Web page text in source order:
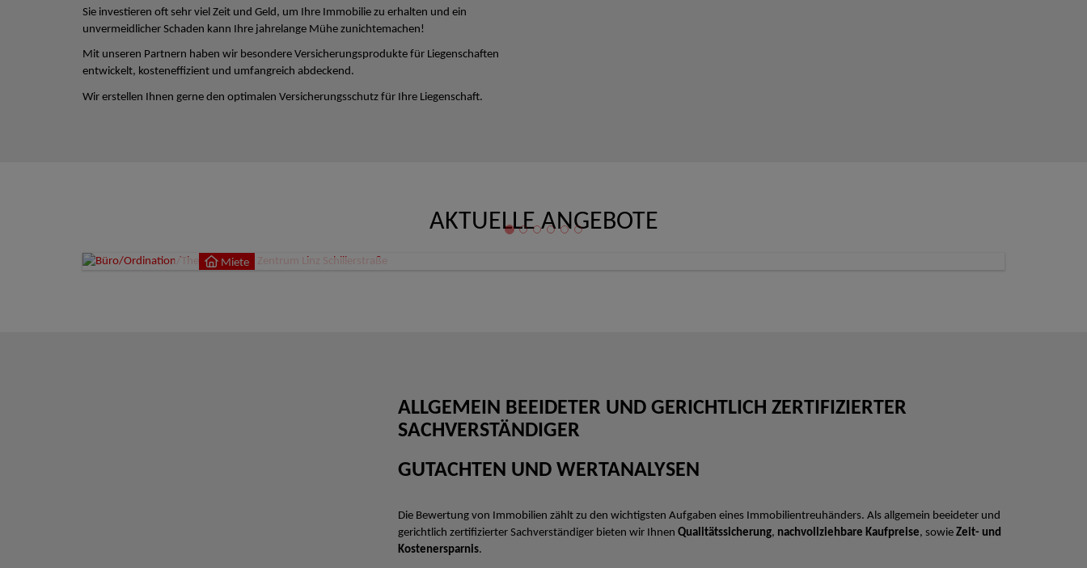
Sie investieren oft sehr viel Zeit und Geld, um Ihre Immobilie zu erhalten und ein
unvermeidlicher Schaden kann Ihre jahrelange Mühe zunichtemachen!
Mit unseren Partnern haben wir besondere Versicherungsprodukte für Liegenschaften
entwickelt, kosteneffizient und umfangreich abdeckend.
Wir erstellen Ihnen gerne den optimalen Versicherungsschutz für Ihre Liegenschaft.
AKTUELLE ANGEBOTE
Miete
ALLGEMEIN BEEIDETER UND GERICHTLICH ZERTIFIZIERTER
SACHVERSTÄNDIGER
GUTACHTEN UND WERTANALYSEN
Die Bewertung von Immobilien zählt zu den wichtigsten Aufgaben eines Immobilientreuhänders. Als allgemein beeideter und
gerichtlich zertifizierter Sachverständiger bieten wir Ihnen Qualitätssicherung, nachvollziehbare Kaufpreise, sowie Zeit- und
Kostenersparnis.